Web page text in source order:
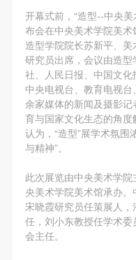
开幕式前，“造型--中央
布会在中央美术学院美术
造型学院院长苏新平、
研究员出席，会议由造
社、人民日报、中国文
中央电视台、教育电视
余家媒体的新闻及摄影
育与国家文化生态的角度
认为，“造型”展学术氛围
与精神”。
此次展览由中央美术学
央美术学院美术馆承办
宋晓霞研究员任策展人
任，刘小东教授任学术
会主任。
负的原则。但活动有
识。
第二条
参加本次活动者必须
律、法规，必须遵循
备以人为本、团结友
品质。
第三条
能力的人，18周岁以
同下参观。
第四条
参加活动者在此次活
负的原则。但活动有
识。
第二条
参加本次活动者必须
律、法规，必须遵循
备以人为本、团结友
品质。
第三条
能力的人，18周岁以
同下参观。
第四条
参加活动者在此次活
负的原则。但活动有
识。
第二条
参加本次活动者必须
律、法规，必须遵循
备以人为本、团结友
品质。
第三条
能力的人，18周岁以
同下参观。
第四条
参加活动者在此次活